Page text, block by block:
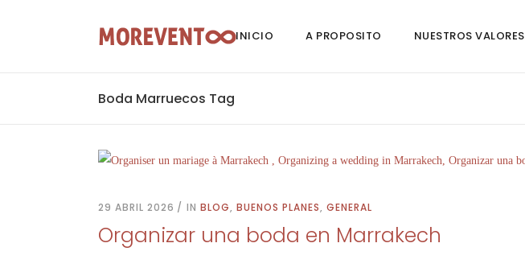
INICIO A PROPOSITO NUESTROS VALORES
Boda Marruecos Tag
29 ABRIL 2026 IN BLOG, BUENOS PLANES, GENERAL
Organizar una boda en Marrakech